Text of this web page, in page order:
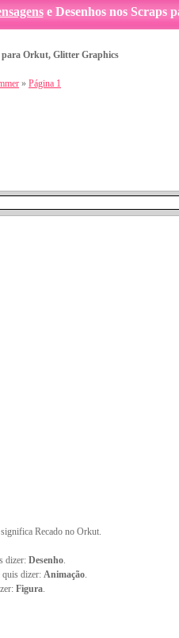
e Desenhos nos Scraps
para Orkut, Glitter Graphics
» Página 1
Recado no Orkut.
dizer: Desenho.
quis dizer: Animação.
Figura.